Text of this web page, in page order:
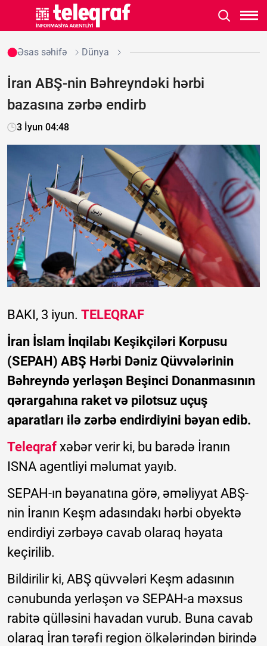
Əsas səhifə Dünya
İran ABŞ-nin Bəhreyndəki hərbi
bazasına zərbə endirb
3 İyun 04:48
BAKI, 3 iyun. TELEQRAF
İran İslam İnqilabı Keşikçiləri Korpusu
(SEPAH) ABŞ Hərbi Dəniz Qüvvələrinin
Bəhreyndə yerləşən Beşinci Donanmasının
qərargahına raket və pilotsuz uçuş
aparatları ilə zərbə endirdiyini bəyan edib.
Teleqraf xəbər verir ki, bu barədə İranın
ISNA agentliyi məlumat yayıb.
SEPAH-ın bəyanatına görə, əməliyyat ABŞ-
nin İranın Keşm adasındakı hərbi obyektə
endirdiyi zərbəyə cavab olaraq həyata
keçirilib.
Bildirilir ki, ABŞ qüvvələri Keşm adasının
cənubunda yerləşən və SEPAH-a məxsus
rabitə qülləsini havadan vurub. Buna cavab
olaraq İran tərəfi region ölkələrindən birində